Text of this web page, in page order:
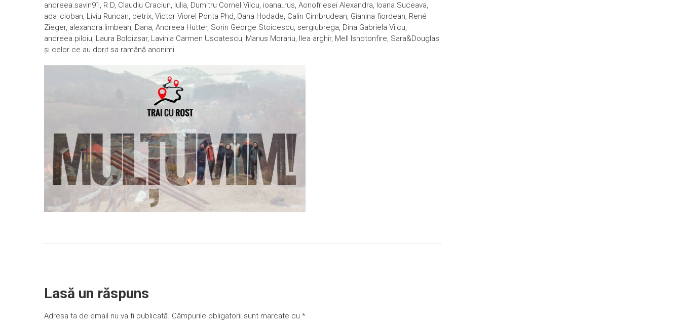
andreea.savin91, R D, Claudiu Craciun, Iulia, Dumitru Cornel Vîlcu, ioana_rus, Aonofriesei Alexandra, Ioana Suceava,
ada_cioban, Liviu Runcan, petrix, Victor Viorel Ponta Phd, Oana Hodade, Calin Cimbrudean, Gianina fiordean, René
Zieger, alexandra.limbean, Dana, Andreea Hutter, Sorin George Stoicescu, sergiubrega, Dina Gabriela Vilcu,
andreea.piloiu, Laura Boldizsar, Lavinia Carmen Uscatescu, Marius Morariu, Ilea arghir, Mell Isnotonfire, Sara&Douglas
și celor ce au dorit sa ramână anonimi
Lasă un răspuns
Adresa ta de email nu va fi publicată. Câmpurile obligatorii sunt marcate cu *